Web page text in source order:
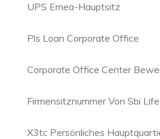
UPS Emea-Hauptsitz
Pls Loan Corporate Office
Corporate Office Center
Firmensitznummer Von Sbi
X3tc Persönliches